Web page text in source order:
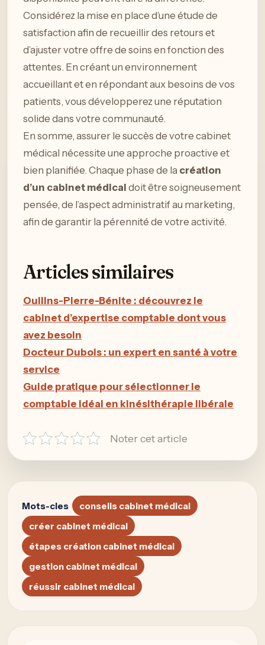
Considérez la mise en place d’une étude de
satisfaction afin de recueillir des retours et
d’ajuster votre offre de soins en fonction des
attentes. En créant un environnement
accueillant et en répondant aux besoins de vos
patients, vous développerez une réputation
solide dans votre communauté.
En somme, assurer le succès de votre cabinet
médical nécessite une approche proactive et
bien planifiée. Chaque phase de la création
d’un cabinet médical doit être soigneusement
pensée, de l’aspect administratif au marketing,
afin de garantir la pérennité de votre activité.
Articles similaires
Oullins-Pierre-Bénite : découvrez le
cabinet d’expertise comptable dont vous
avez besoin
Docteur Dubois : un expert en santé à votre
service
Guide pratique pour sélectionner le
comptable idéal en kinésithérapie libérale
Noter cet article
Mots-cles
conseils cabinet médical
créer cabinet médical
étapes création cabinet médical
gestion cabinet médical
réussir cabinet médical